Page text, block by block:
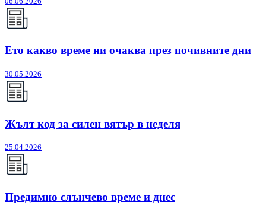
Ето какво време ни очаква през почивните дни
30.05.2026
Жълт код за силен вятър в неделя
25.04.2026
Предимно слънчево време и днес